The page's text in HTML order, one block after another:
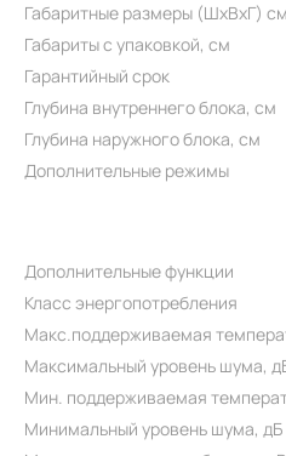
Габаритные размеры (ШxВxГ)
Габариты с упаковкой, см
Гарантийный срок
Глубина внутреннего блока, см
Глубина наружного блока, см
Дополнительные режимы
Дополнительные функции
Класс энергопотребления
Макс.поддерживаемая
Максимальный уровень шума,
Мин. поддерживаемая
Минимальный уровень шума, дБ